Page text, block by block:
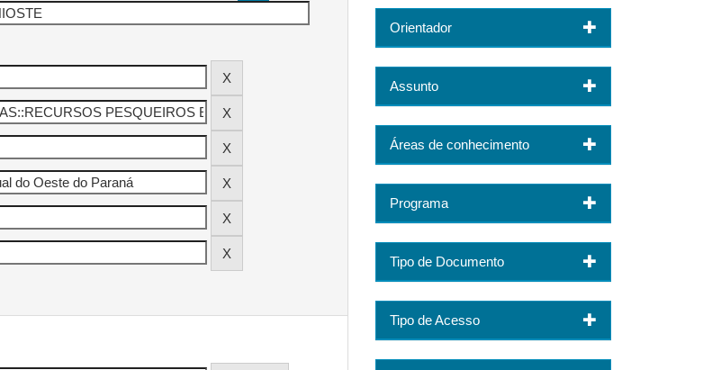
Orientador
Assunto
Áreas de conhecimento
Programa
Tipo de Documento
Tipo de Acesso